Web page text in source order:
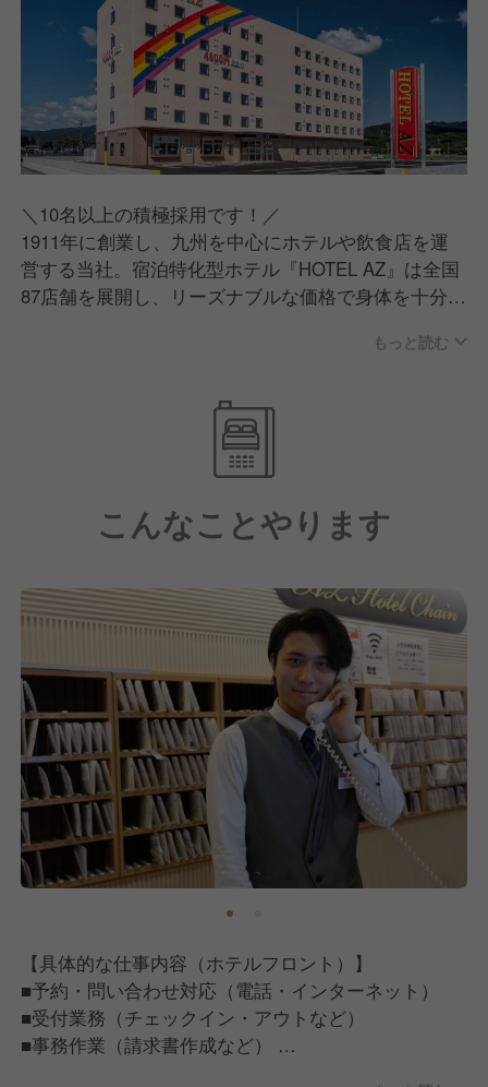
＼10名以上の積極採用です！／
1911年に創業し、九州を中心にホテルや飲食店を運
営する当社。宿泊特化型ホテル『HOTEL AZ』は全国
87店舗を展開し、リーズナブルな価格で身体を十分に
利用くださるリピーターのお客様が多く、業績は好
じめ飲食店も多数運営しています。
今後も積極的に新たな店舗を展開していく予定。それ
に備えて、組織体制を強化することになりました。ポ
ジションが増えていることもあり、キャリアアップを
目指す方のご期待に沿えると思います。初めてサービ
ス業に挑戦する、という方も大歓迎です！
もっと読む
こんなことやります
【具体的な仕事内容（ホテルフロント）】
■予約・問い合わせ対応（電話・インターネット）
■受付業務（チェックイン・アウトなど）
■事務作業（請求書作成など）